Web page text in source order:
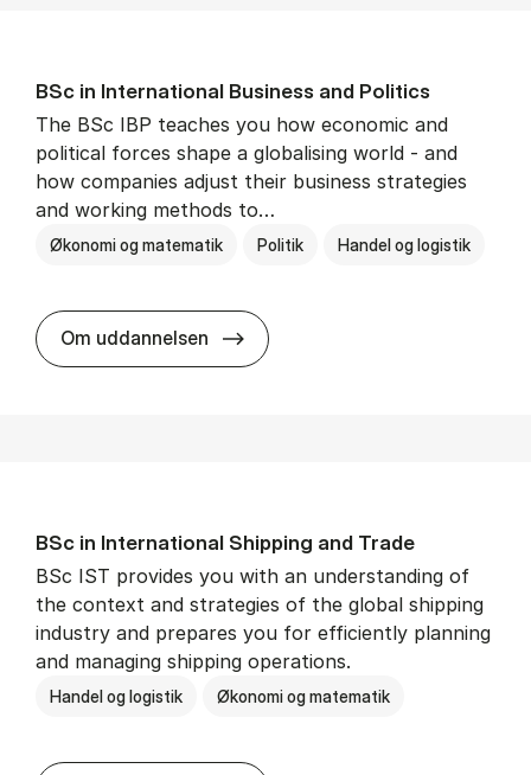
BSc in In­ter­na­tion­al Busi­ness and Polit­ics
The BSc IBP teaches you how economic and
political forces shape a globalising world - and
how companies adjust their business strategies
and working methods to…
Økonomi og matematik Politik Handel og logistik
Om uddannelsen BSc in In­ter­na­tion­al Busi­ness
BSc in In­ter­na­tion­al Ship­ping and Trade
BSc IST provides you with an understanding of
the context and strategies of the global shipping
industry and prepares you for efficiently planning
and managing shipping operations.
Handel og logistik Økonomi og matematik